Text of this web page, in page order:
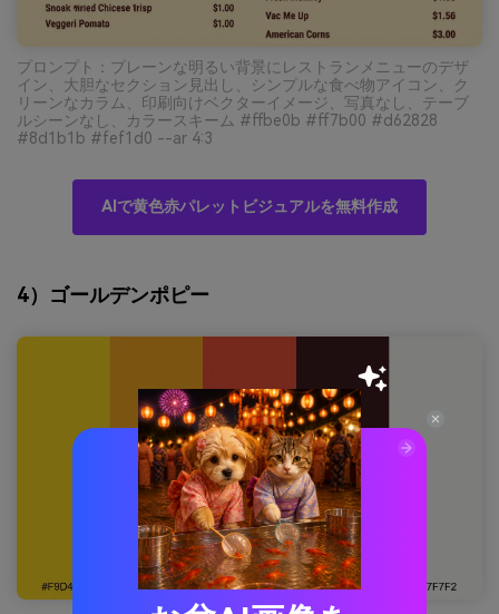
プロンプト：プレーンな明るい背景にレストランメニューのデザ
イン、大胆なセクション見出し、シンプルな食べ物アイコン、ク
リーンなカラム、印刷向けベクターイメージ、写真なし、テーブ
ルシーンなし、カラースキーム #ffbe0b #ff7b00 #d62828
#8d1b1b #fef1d0 --ar 4:3
AIで黄色赤パレットビジュアルを無料作成
4）ゴールデンポピー